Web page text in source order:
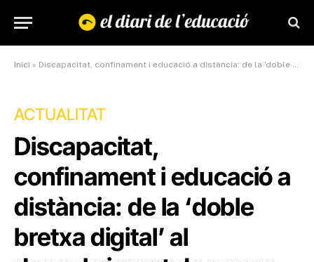
Inici » Discapacitat, confinament i educació a distància: de la ‘doble bretxa digital’ al descobriment de noves eines
ACTUALITAT
Discapacitat,
confinament i educació a
distància: de la ‘doble
bretxa digital’ al